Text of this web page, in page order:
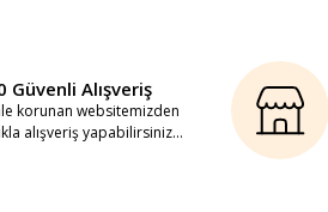
Güvenli Alışveriş
korunan websitemizden
alışveriş yapabilirsiniz...